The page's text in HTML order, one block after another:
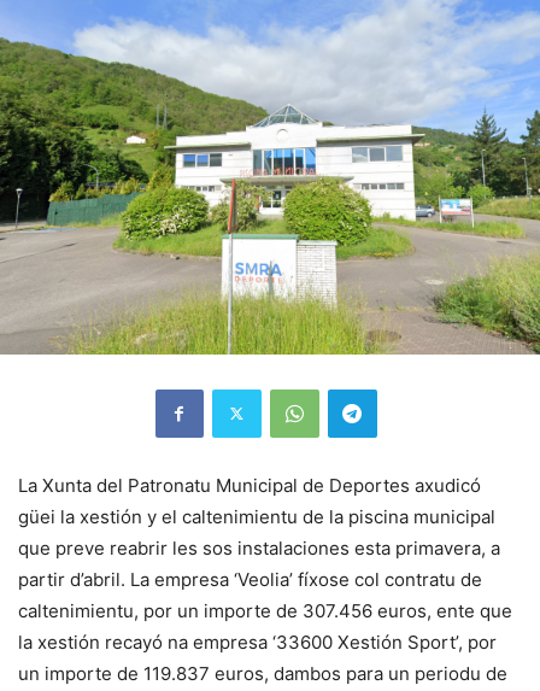
La Xunta del Patronatu Municipal de Deportes axudicó
güei la xestión y el caltenimientu de la piscina municipal
que preve reabrir les sos instalaciones esta primavera, a
partir d’abril. La empresa ‘Veolia’ fíxose col contratu de
caltenimientu, por un importe de 307.456 euros, ente que
la xestión recayó na empresa ‘33600 Xestión Sport’, por
un importe de 119.837 euros, dambos para un periodu de